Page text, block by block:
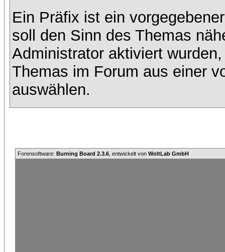
Ein Präfix ist ein
soll den Sinn des Themas
Administrator aktiviert
Themas im Forum aus einer
auswählen.
Forensoftware: Burning Board 2.3.6 , entwickelt von WoltLab GmbH